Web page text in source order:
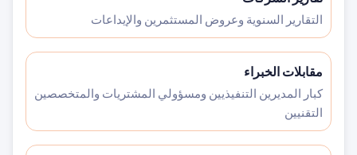
التقارير السنوية وعروض المستثمرين والإيداعات
مقابلات الخبراء
كبار المديرين التنفيذيين ومسؤولي المشتريات والمتخصصين
التقنيين